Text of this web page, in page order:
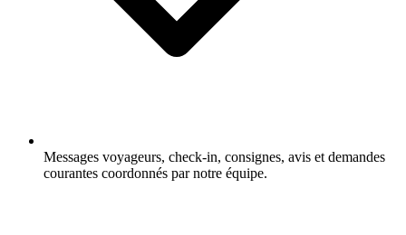
Messages voyageurs, check-in, consignes, avis et demandes
courantes coordonnés par notre équipe.